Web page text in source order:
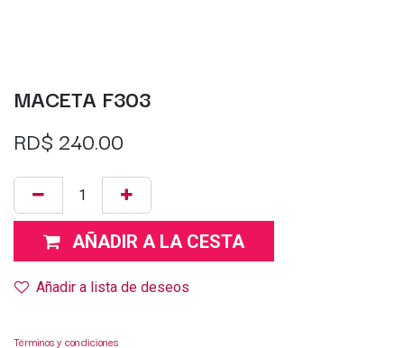
MACETA F303
RD$ 240.00
AÑADIR A LA CESTA
Añadir a lista de deseos
Términos y condiciones